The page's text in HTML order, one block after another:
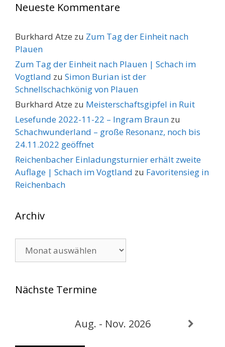
Neueste Kommentare
Burkhard Atze zu Zum Tag der Einheit nach
Plauen
Zum Tag der Einheit nach Plauen | Schach im
Vogtland zu Simon Burian ist der
Schnellschachkönig von Plauen
Burkhard Atze zu Meisterschaftsgipfel in Ruit
Lesefunde 2022-11-22 – Ingram Braun zu
Schachwunderland – große Resonanz, noch bis
24.11.2022 geöffnet
Reichenbacher Einladungsturnier erhält zweite
Auflage | Schach im Vogtland zu Favoritensieg in
Reichenbach
Archiv
Nächste Termine
Aug. - Nov. 2026